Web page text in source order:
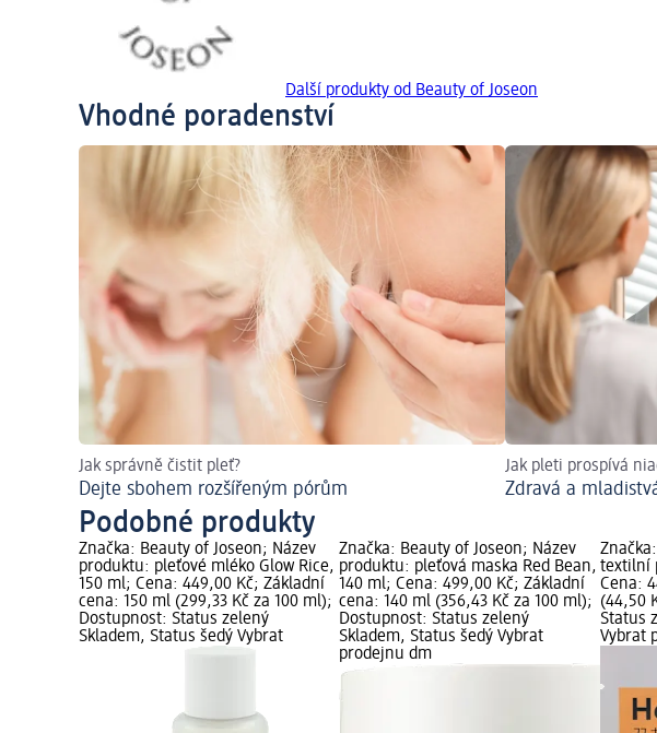
Další produkty od Beauty of Joseon
Vhodné poradenství
Jak správně čistit pleť?
Dejte sbohem rozšířeným pórům
Jak pleti prospívá
Zdravá a
Podobné produkty
Značka: Beauty of Joseon; Název
produktu: pleťové mléko Glow Rice,
150 ml; Cena: 449,00 Kč; Základní
cena: 150 ml (299,33 Kč za 100 ml);
Dostupnost: Status zelený
Skladem, Status šedý Vybrat
Značka: Beauty of Joseon; Název
produktu: pleťová maska Red Bean,
140 ml; Cena: 499,00 Kč; Základní
cena: 140 ml (356,43 Kč za 100 ml);
Dostupnost: Status zelený
Skladem, Status šedý Vybrat
prodejnu dm
textilní
Cena:
(44,50
Status
Vybrat